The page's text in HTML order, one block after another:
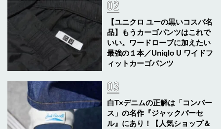
【ユニクロ ユーの黒いコスパ名
品】もうカーゴパンツはこれで
いい。ワードローブに加えたい
最強の１本／Uniqlo U ワイドフ
ィットカーゴパンツ
白T×デニムの正解は「コンバー
ス」の名作『ジャックパーセ
ル』にあり！【人気ショップ＆